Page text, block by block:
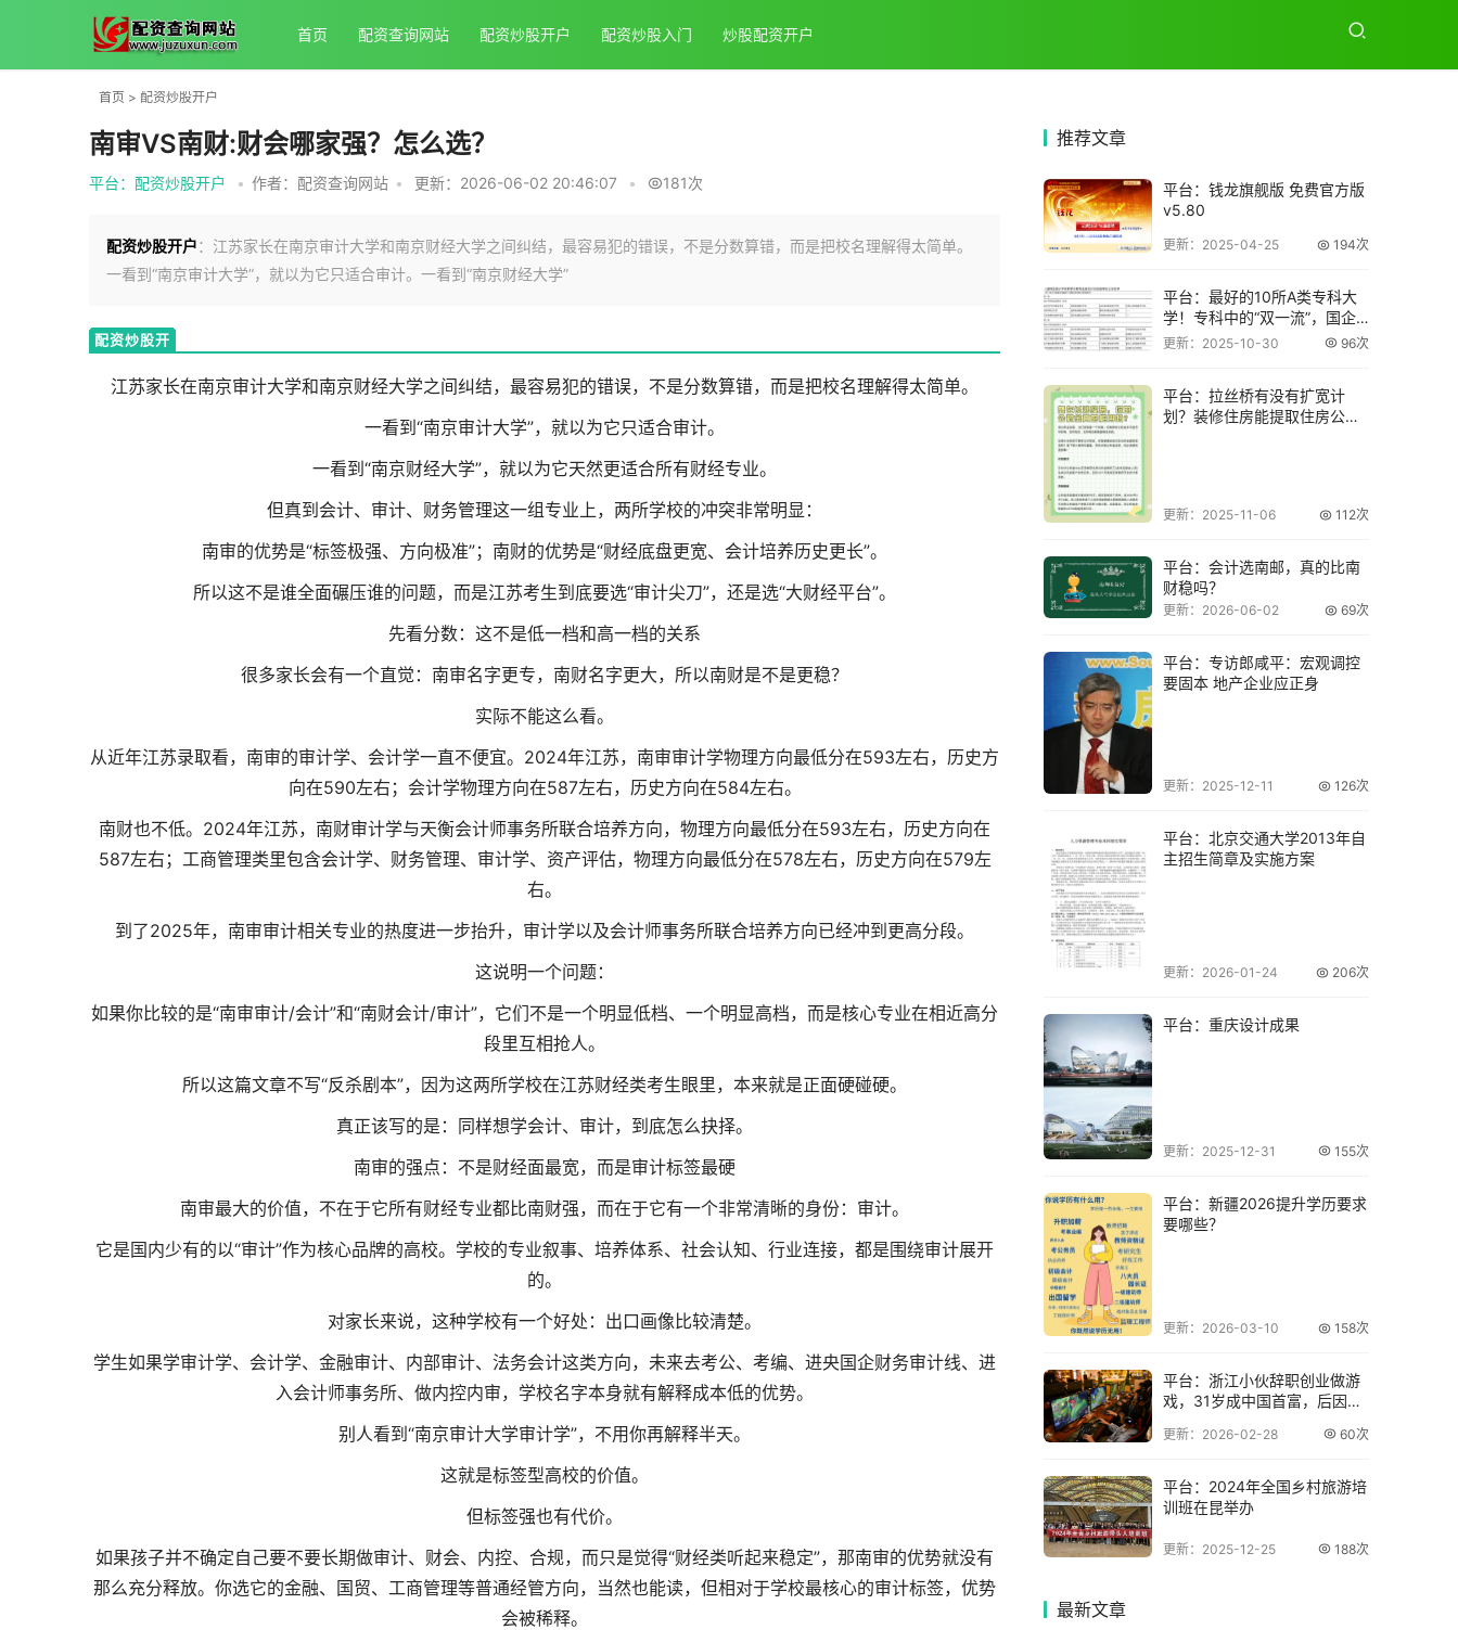
首页 配资查询网站 配资炒股开户 配资炒股入门 炒股配资开户
首页 > 配资炒股开户
南审VS南财:财会哪家强？怎么选？
平台：配资炒股开户 • 作者：配资查询网站 • 更新：2026-06-02 20:46:07 • 181次
配资炒股开户：江苏家长在南京审计大学和南京财经大学之间纠结，最容易犯的错误，不是分数算错，而是把校名理解得太简单。
一看到“南京审计大学”，就以为它只适合审计。一看到“南京财经大学”
配资炒股开
江苏家长在南京审计大学和南京财经大学之间纠结，最容易犯的错误，不是分数算错，而是把校名理解得太简单。
一看到“南京审计大学”，就以为它只适合审计。
一看到“南京财经大学”，就以为它天然更适合所有财经专业。
但真到会计、审计、财务管理这一组专业上，两所学校的冲突非常明显：
南审的优势是“标签极强、方向极准”；南财的优势是“财经底盘更宽、会计培养历史更长”。
所以这不是谁全面碾压谁的问题，而是江苏考生到底要选“审计尖刀”，还是选“大财经平台”。
先看分数：这不是低一档和高一档的关系
很多家长会有一个直觉：南审名字更专，南财名字更大，所以南财是不是更稳？
实际不能这么看。
从近年江苏录取看，南审的审计学、会计学一直不便宜。2024年江苏，南审审计学物理方向最低分在593左右，历史方
向在590左右；会计学物理方向在587左右，历史方向在584左右。
南财也不低。2024年江苏，南财审计学与天衡会计师事务所联合培养方向，物理方向最低分在593左右，历史方向在
587左右；工商管理类里包含会计学、财务管理、审计学、资产评估，物理方向最低分在578左右，历史方向在579左
右。
到了2025年，南审审计相关专业的热度进一步抬升，审计学以及会计师事务所联合培养方向已经冲到更高分段。
这说明一个问题：
如果你比较的是“南审审计/会计”和“南财会计/审计”，它们不是一个明显低档、一个明显高档，而是核心专业在相近高分
段里互相抢人。
所以这篇文章不写“反杀剧本”，因为这两所学校在江苏财经类考生眼里，本来就是正面硬碰硬。
真正该写的是：同样想学会计、审计，到底怎么抉择。
南审的强点：不是财经面最宽，而是审计标签最硬
南审最大的价值，不在于它所有财经专业都比南财强，而在于它有一个非常清晰的身份：审计。
它是国内少有的以“审计”作为核心品牌的高校。学校的专业叙事、培养体系、社会认知、行业连接，都是围绕审计展开
的。
对家长来说，这种学校有一个好处：出口画像比较清楚。
学生如果学审计学、会计学、金融审计、内部审计、法务会计这类方向，未来去考公、考编、进央国企财务审计线、进
入会计师事务所、做内控内审，学校名字本身就有解释成本低的优势。
别人看到“南京审计大学审计学”，不用你再解释半天。
这就是标签型高校的价值。
但标签强也有代价。
如果孩子并不确定自己要不要长期做审计、财会、内控、合规，而只是觉得“财经类听起来稳定”，那南审的优势就没有
那么充分释放。你选它的金融、国贸、工商管理等普通经管方向，当然也能读，但相对于学校最核心的审计标签，优势
会被稀释。
推荐文章
平台：钱龙旗舰版 免费官方版
v5.80
更新：2025-04-25 194次
平台：最好的10所A类专科大
学！专科中的“双一流”，国企
就业率高
更新：2025-10-30 96次
平台：拉丝桥有没有扩宽计
划？装修住房能提取住房公积
更新：2025-11-06 112次
平台：会计选南邮，真的比南
财稳吗？
更新：2026-06-02 69次
平台：专访郎咸平：宏观调控
要固本 地产企业应正身
更新：2025-12-11 126次
平台：北京交通大学2013年自
主招生简章及实施方案
更新：2026-01-24 206次
平台：重庆设计成果
更新：2025-12-31 155次
平台：新疆2026提升学历要求
要哪些？
更新：2026-03-10 158次
平台：浙江小伙辞职创业做游
戏，31岁成中国首富，后因牵
更新：2026-02-28 60次
平台：2024年全国乡村旅游培
训班在昆举办
更新：2025-12-25 188次
最新文章